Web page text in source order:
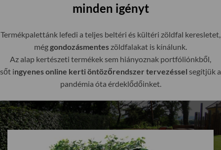
minden igényt
Termékpalettánk lefedi a teljes beltéri és kültéri zöldfal keresletet,
méggondozásmentes zöldfalakat is kínálunk.
Az alap kertészeti termékek sem hiányoznak portfóliónkből,
sőt ingyenes online kerti öntözőrendszer tervezéssel segítjük a
pandémia óta érdeklődőinket.